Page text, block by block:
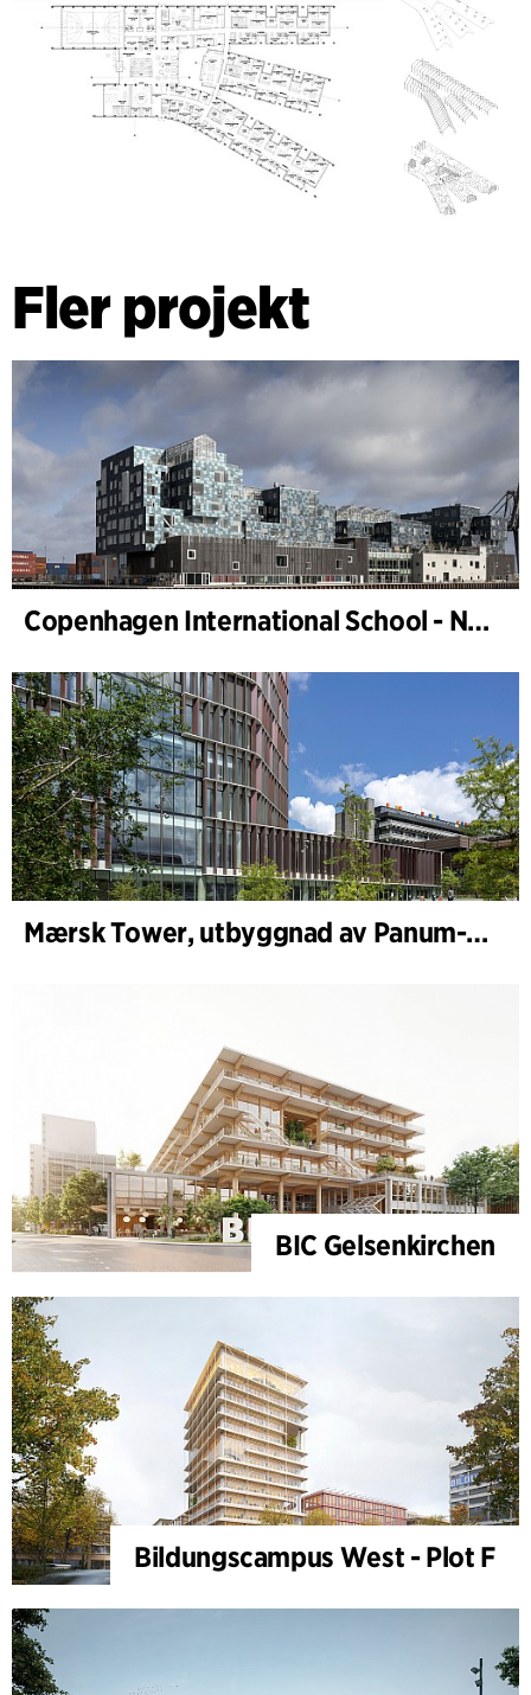
Fler projekt
Copenhagen International School - Nordhavn
Mærsk Tower, utbyggnad av Panum-komplexet
BIC Gelsenkirchen
Bildungscampus West - Plot F